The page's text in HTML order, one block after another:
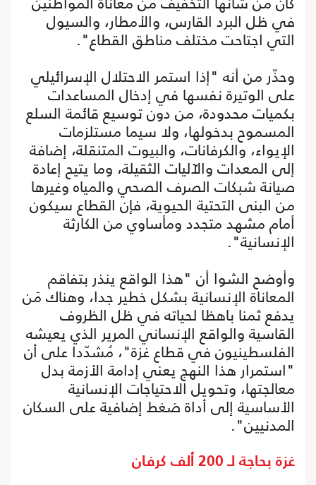
في ظل البرد القارس، والأمطار، والسيول
التي اجتاحت مختلف مناطق القطاع".
وحذّر من أنه "إذا استمر الاحتلال الإسرائيلي
على الوتيرة نفسها في إدخال المساعدات
بكميات محدودة، من دون توسيع قائمة السلع
المسموح بدخولها، ولا سيما مستلزمات
الإيواء، والكرفانات، والبيوت المتنقلة، إضافة
إلى المعدات والآليات الثقيلة، وما يتيح إعادة
صيانة شبكات الصرف الصحي والمياه وغيرها
من البنى التحتية الحيوية، فإن القطاع سيكون
أمام مشهد متجدد ومأساوي من الكارثة
الإنسانية".
وأوضح الشوا أن "هذا الواقع ينذر بتفاقم
المعاناة الإنسانية بشكل خطير جدا، وهناك مَن
يدفع ثمنا باهظا لحياته في ظل الظروف
القاسية والواقع الإنساني المرير الذي يعيشه
الفلسطينيون في قطاع غزة"، مُشدّدا على أن
"استمرار هذا النهج يعني إدامة الأزمة بدل
معالجتها، وتحويل الاحتياجات الإنسانية
الأساسية إلى أداة ضغط إضافية على السكان
المدنيين".
غزة بحاجة لـ 200 ألف كرفان